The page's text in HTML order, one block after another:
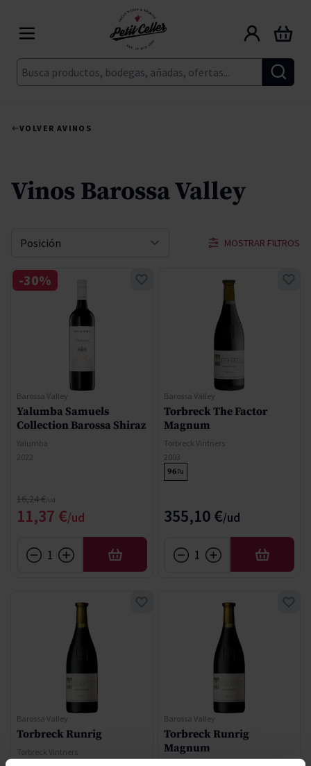
Buscar
Carrito
VOLVER AVINOS
Vinos Barossa Valley
MOSTRAR FILTROS
Ordenar por
Barossa Valley
Yalumba Samuels
Collection Barossa Shiraz
Yalumba
2022
Precio especial
11,37 €
Precio normal
16,24 €
-30%
AÑADIR
Barossa Valley
Torbreck The Factor
Magnum
Torbreck Vintners
2003
96Pa
355,10 €
AÑADIR
Barossa Valley
Torbreck Runrig
Torbreck Vintners
Barossa Valley
Torbreck Runrig
Magnum